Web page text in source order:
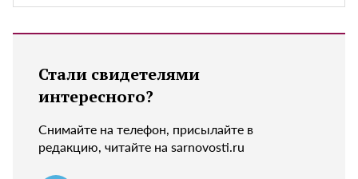
Стали свидетелями
интересного?
Снимайте на телефон, присылайте в
редакцию, читайте на sarnovosti.ru